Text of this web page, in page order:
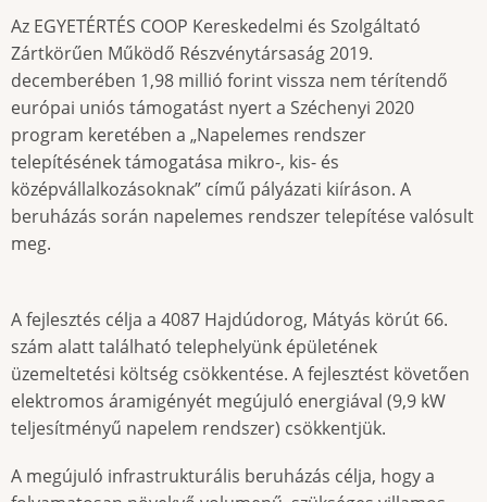
Az EGYETÉRTÉS COOP Kereskedelmi és Szolgáltató
Zártkörűen Működő Részvénytársaság 2019.
decemberében 1,98 millió forint vissza nem térítendő
európai uniós támogatást nyert a Széchenyi 2020
program keretében a „Napelemes rendszer
telepítésének támogatása mikro-, kis- és
középvállalkozásoknak” című pályázati kiíráson. A
beruházás során napelemes rendszer telepítése valósult
meg.
A fejlesztés célja a 4087 Hajdúdorog, Mátyás körút 66.
szám alatt található telephelyünk épületének
üzemeltetési költség csökkentése. A fejlesztést követően
elektromos áramigényét megújuló energiával (9,9 kW
teljesítményű napelem rendszer) csökkentjük.
A megújuló infrastrukturális beruházás célja, hogy a